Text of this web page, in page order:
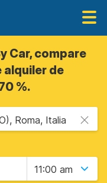
Car, compare
de
%.
Roma, Italia
11:00 am